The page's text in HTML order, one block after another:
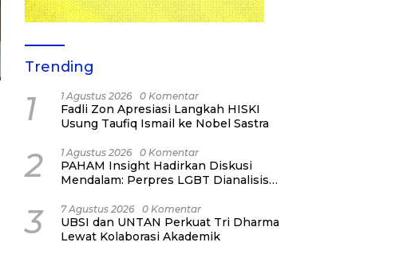
Trending
1 1 Agustus 2026 0 Komentar
Fadli Zon Apresiasi Langkah HISKI
Usung Taufiq Ismail ke Nobel Sastra
2 1 Agustus 2026 0 Komentar
PAHAM Insight Hadirkan Diskusi
Mendalam: Perpres LGBT Dianalisis
Bukan Ancaman Individual
3 7 Agustus 2026 0 Komentar
UBSI dan UNTAN Perkuat Tri Dharma
Lewat Kolaborasi Akademik